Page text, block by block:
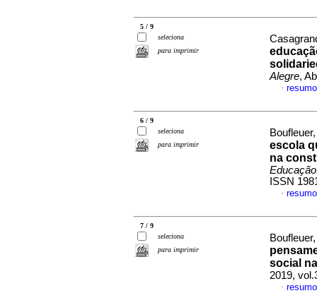
5 / 9
seleciona
para imprimir
Alegre,
·
6 / 9
seleciona
para imprimir
escola
na
ISSN
·
7 / 9
seleciona
para imprimir
social
2019,
·